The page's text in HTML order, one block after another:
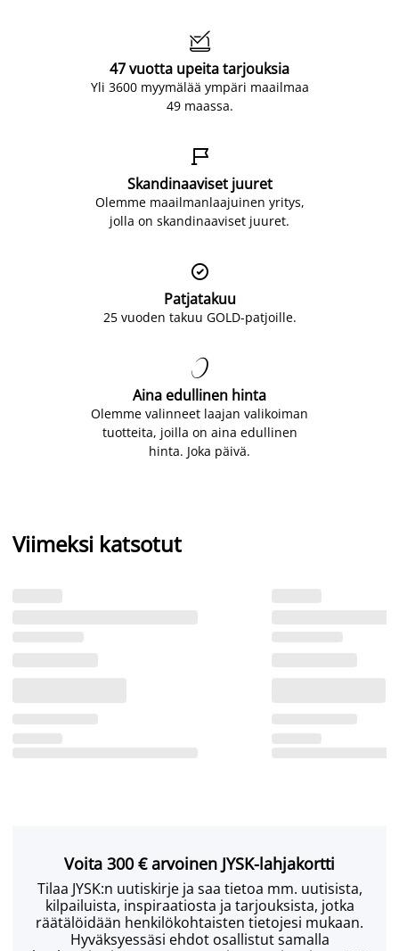

47 vuotta upeita tarjouksia
Yli 3600 myymälää ympäri maailmaa
49 maassa.

Skandinaaviset juuret
Olemme maailmanlaajuinen yritys,
jolla on skandinaaviset juuret.

Patjatakuu
25 vuoden takuu GOLD-patjoille.

Aina edullinen hinta
Olemme valinneet laajan valikoiman
tuotteita, joilla on aina edullinen
hinta. Joka päivä.
Viimeksi katsotut
Voita 300 € arvoinen JYSK-lahjakortti
Tilaa JYSK:n uutiskirje ja saa tietoa mm. uutisista,
kilpailuista, inspiraatiosta ja tarjouksista, jotka
räätälöidään henkilökohtaisten tietojesi mukaan.
Hyväksyessäsi ehdot osallistut samalla